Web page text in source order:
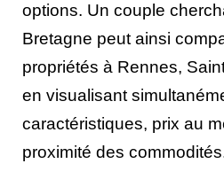
options. Un couple
Bretagne peut ainsi
propriétés à Rennes,
en visualisant
caractéristiques, prix au
proximité des